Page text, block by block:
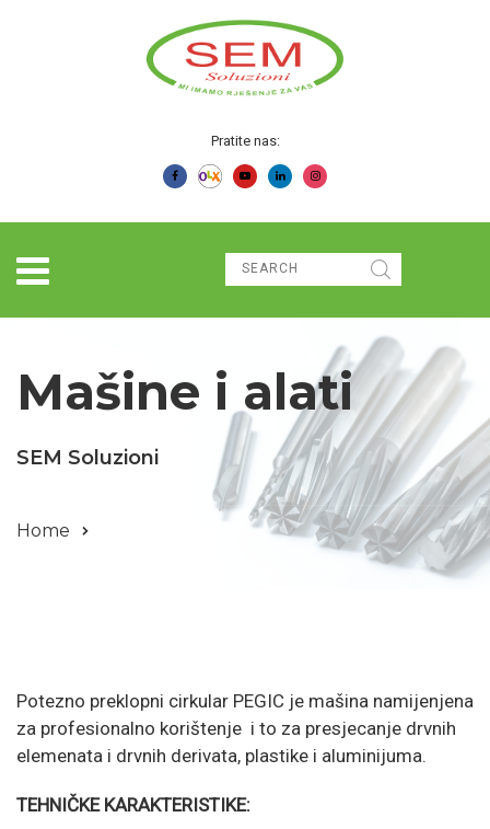
Pratite nas:
Mašine i alati
SEM Soluzioni
Home
Potezno preklopni cirkular PEGIC je mašina namijenjena
za profesionalno korištenje i to za presjecanje drvnih
elemenata i drvnih derivata, plastike i aluminijuma.
TEHNIČKE KARAKTERISTIKE: